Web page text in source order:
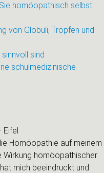
homöopathisch selbst
von Globuli, Tropfen und
sind
schulmedizinische
Eifel
Homöopathie auf meinem
Wirkung homöopathischer
mich beeindruckt und